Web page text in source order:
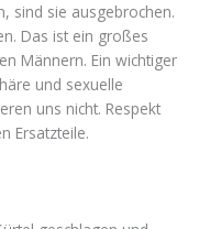
sind sie ausgebrochen.
Das ist ein großes
Männern. Ein wichtiger
und sexuelle
uns nicht. Respekt
Ersatzteile.